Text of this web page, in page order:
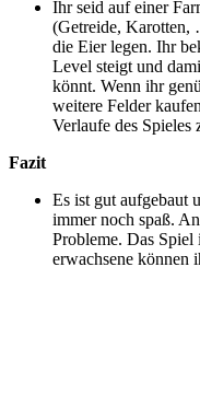
Ihr seid auf einer
(Getreide, Karotten,
die Eier legen. Ihr
Level steigt und
könnt. Wenn ihr
weitere Felder
Verlaufe des
Fazit
Es ist gut aufgebaut
immer noch spaß.
Probleme. Das
erwachsene können